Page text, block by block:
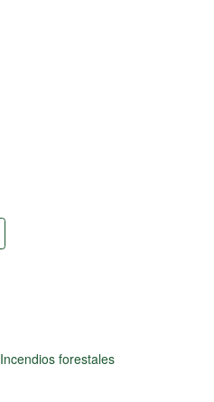
Incendios forestales